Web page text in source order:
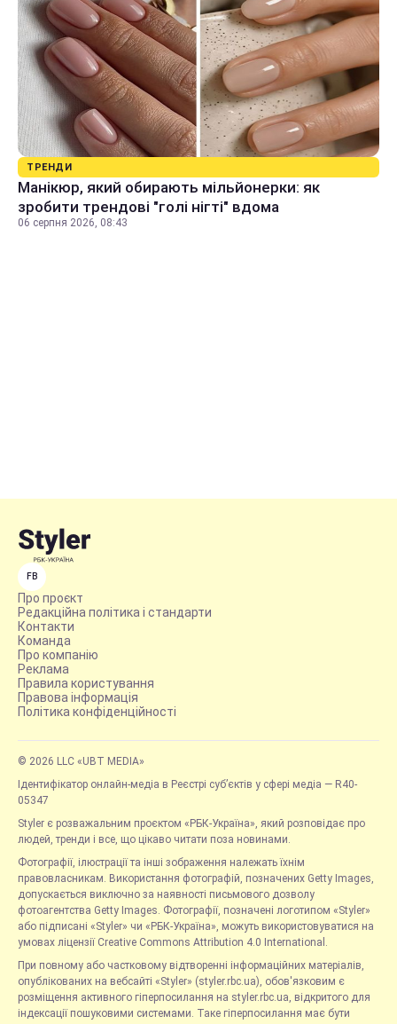
ТРЕНДИ
Манікюр, який обирають мільйонерки: як
зробити трендові "голі нігті" вдома
06 серпня 2026, 08:43
FB
Про проєкт
Редакційна політика і стандарти
Контакти
Команда
Про компанію
Реклама
Правила користування
Правова інформація
Політика конфіденційності
© 2026 LLC «UBT MEDIA»
Ідентифікатор онлайн-медіа в Реєстрі суб’єктів у сфері медіа — R40-
05347
Styler є розважальним проєктом «РБК-Україна», який розповідає про
людей, тренди і все, що цікаво читати поза новинами.
Фотографії, ілюстрації та інші зображення належать їхнім
правовласникам. Використання фотографій, позначених Getty Images,
допускається виключно за наявності письмового дозволу
фотоагентства Getty Images. Фотографії, позначені логотипом «Styler»
або підписані «Styler» чи «РБК-Україна», можуть використовуватися на
умовах ліцензії Creative Commons Attribution 4.0 International.
При повному або частковому відтворенні інформаційних матеріалів,
опублікованих на вебсайті «Styler» (styler.rbc.ua), обов'язковим є
розміщення активного гіперпосилання на styler.rbc.ua, відкритого для
індексації пошуковими системами. Таке гіперпосилання має бути